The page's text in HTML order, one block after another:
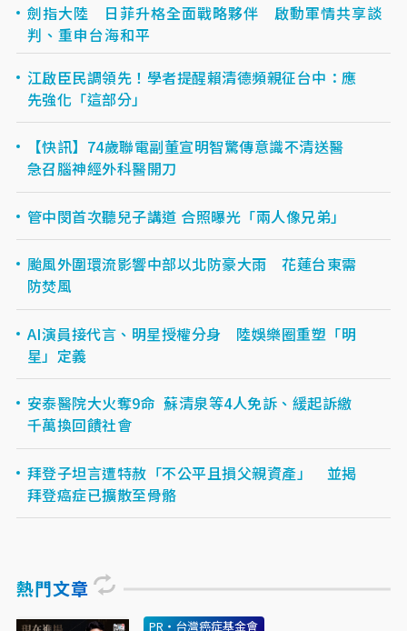
劍指大陸 日菲升格全面戰略夥伴 啟動軍情共享談
判、重申台海和平
江啟臣民調領先！學者提醒賴清德頻親征台中：應
先強化「這部分」
【快訊】74歲聯電副董宣明智驚傳意識不清送醫
急召腦神經外科醫開刀
管中閔首次聽兒子講道 合照曝光「兩人像兄弟」
颱風外圍環流影響中部以北防豪大雨 花蓮台東需
防焚風
AI演員接代言、明星授權分身 陸娛樂圈重塑「明
星」定義
安泰醫院大火奪9命 蘇清泉等4人免訴、緩起訴繳
千萬換回饋社會
拜登子坦言遭特赦「不公平且損父親資產」 並揭
拜登癌症已擴散至骨骼
熱門文章
PR・台灣癌症基金會